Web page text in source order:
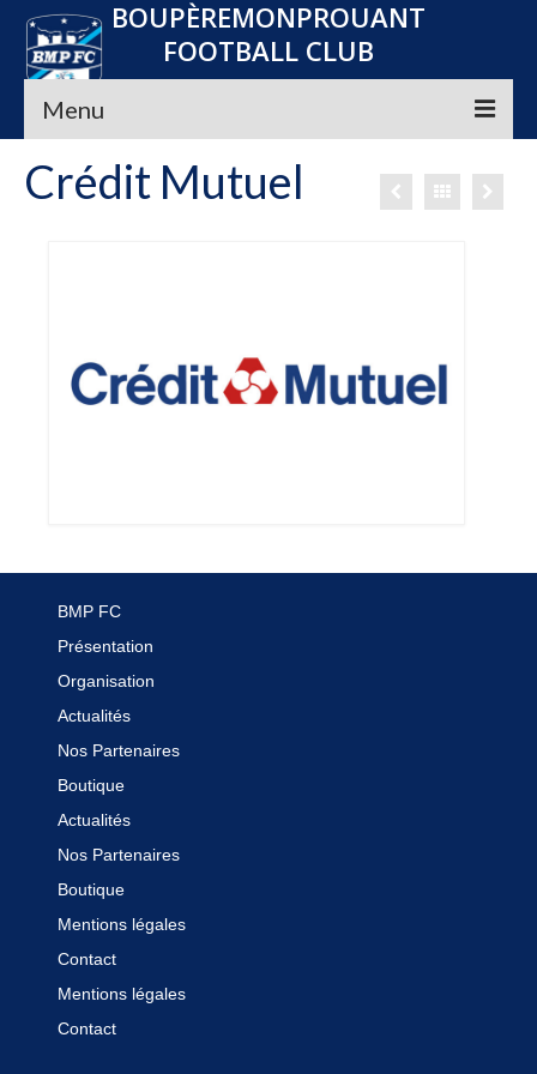
BOUPÈREMONPROUANT
FOOTBALL CLUB
Menu
Accueil
Convocations
Boutique
Contact
Crédit Mutuel
BMP FC
Présentation
Organisation
Actualités
Nos Partenaires
Boutique
Actualités
Nos Partenaires
Boutique
Mentions légales
Contact
Mentions légales
Contact